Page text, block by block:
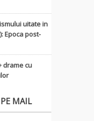
uitate in
Epoca post-
drame cu
MAIL